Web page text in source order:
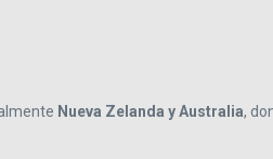
Nueva Zelanda y Australia,